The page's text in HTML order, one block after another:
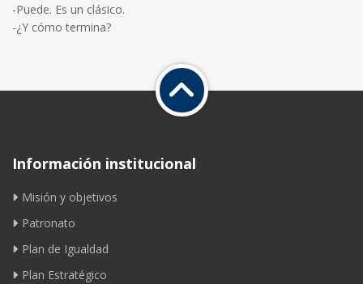
-Puede. Es un clásico.
-¿Y cómo termina?
Información institucional
Misión y objetivos
Patronato
Plan de Igualdad
Plan Estratégico